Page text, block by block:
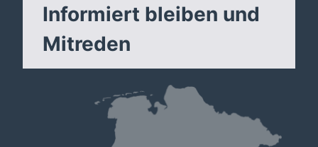
Informiert bleiben und
Mitreden